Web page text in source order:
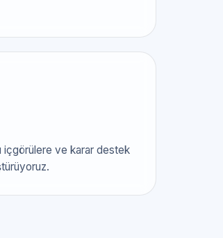
içgörülere ve karar destek